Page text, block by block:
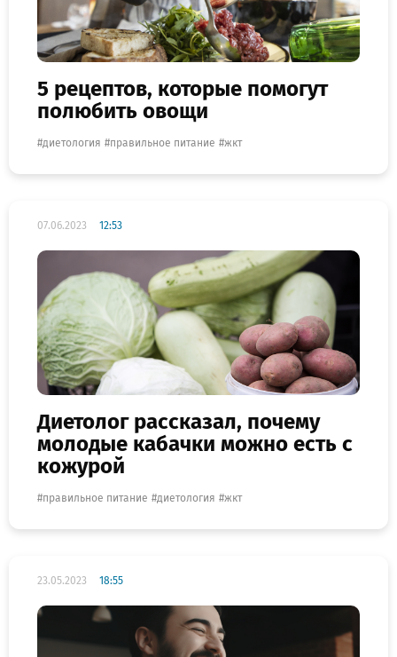
5 рецептов, которые помогут
полюбить овощи
диетология правильное питание жкт
07.06.2023 12:53
Диетолог рассказал, почему
молодые кабачки можно есть с
кожурой
правильное питание диетология жкт
23.05.2023 18:55